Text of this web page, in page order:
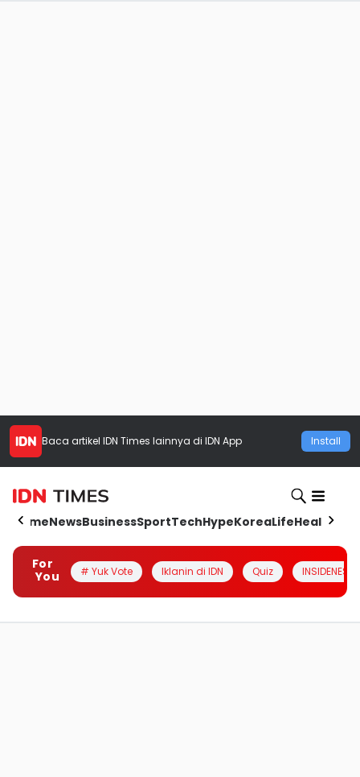
Baca artikel IDN Times lainnya di IDN App Install
HomeNewsBusinessSportTechHypeKoreaLifeHealth
For
You
# Yuk Vote Iklanin di IDN Quiz INSIDENESIA